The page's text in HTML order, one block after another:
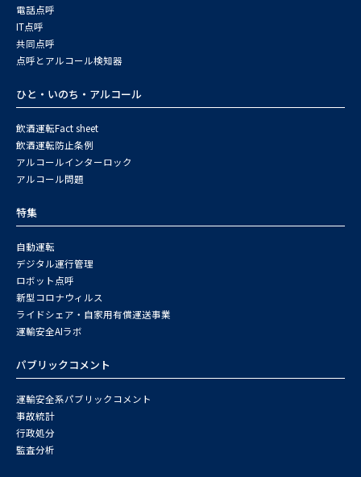
電話点呼
IT点呼
共同点呼
点呼とアルコール検知器
ひと・いのち・アルコール
飲酒運転Fact sheet
飲酒運転防止条例
アルコールインターロック
アルコール問題
特集
自動運転
デジタル運行管理
ロボット点呼
新型コロナウィルス
ライドシェア・自家用有償運送事業
運輸安全AIラボ
パブリックコメント
運輸安全系パブリックコメント
事故統計
行政処分
監査分析